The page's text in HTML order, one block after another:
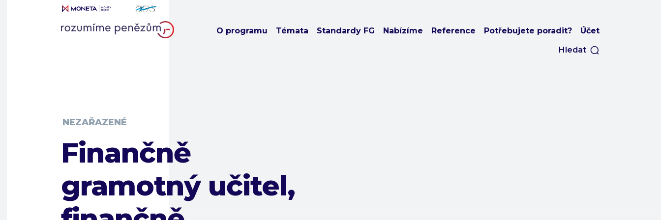
O programu Témata Standardy FG Nabízíme Reference Potřebujete poradit? Účet
Hledat
NEZAŘAZENÉ
Finančně
gramotný učitel,